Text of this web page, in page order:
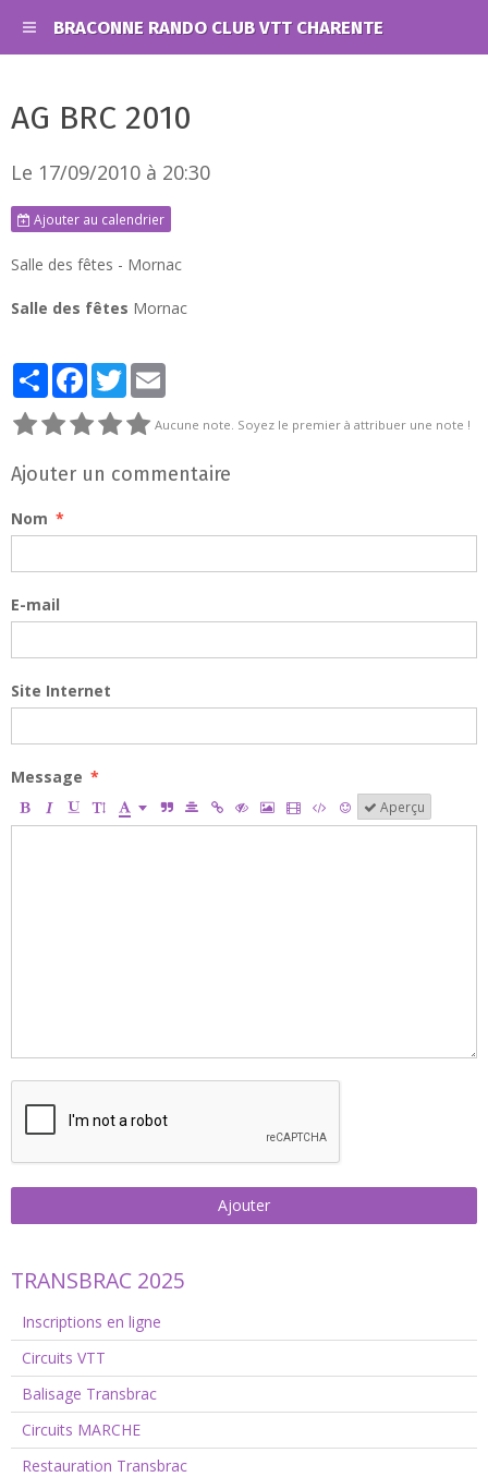
BRACONNE RANDO CLUB VTT CHARENTE
AG BRC 2010
Le 17/09/2010 à 20:30
Ajouter au calendrier
Salle des fêtes - Mornac
Salle des fêtes Mornac
PartagerFacebook
Twitter
Aucune note. Soyez le premier à attribuer une note !
Ajouter un commentaire
Nom
E-mail
Site Internet
Message
Aperçu
Ajouter
TRANSBRAC 2025
Inscriptions en ligne
Circuits VTT
Balisage Transbrac
Circuits MARCHE
Restauration Transbrac